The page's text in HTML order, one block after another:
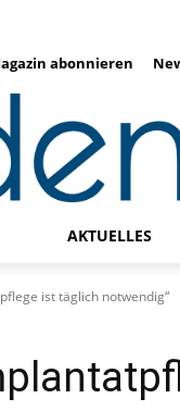
abonnieren
AKTUELLES
ist täglich notwendig“